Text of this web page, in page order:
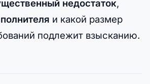
недостаток,
и какой размер
подлежит взысканию.